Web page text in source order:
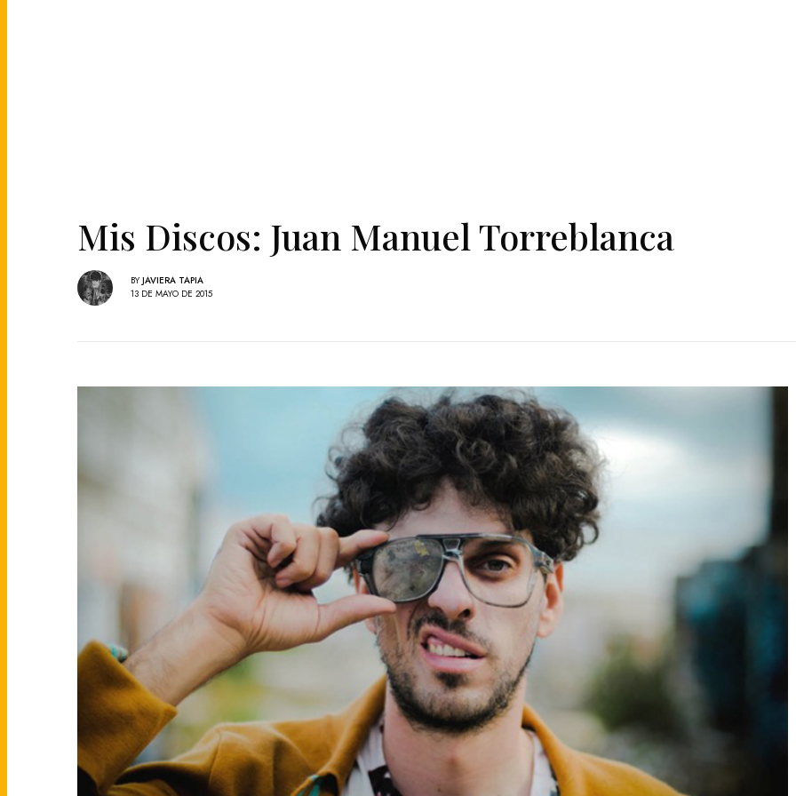
Mis Discos: Juan Manuel Torreblanca
BY JAVIERA TAPIA
13 DE MAYO DE 2015